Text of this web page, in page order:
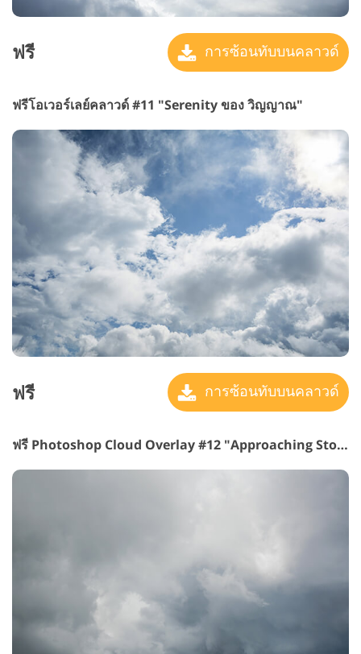
ฟรี การซ้อนทับบนคลาวด์
ฟรีโอเวอร์เลย์คลาวด์ #11 "Serenityของ วิญญาณ"
ฟรี การซ้อนทับบนคลาวด์
ฟรี Photoshop Cloud Overlay #12 "Approaching Storm"